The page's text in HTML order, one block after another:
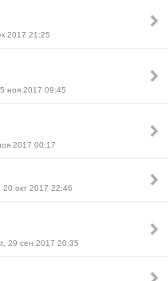
2017 21:25
ноя 2017 09:45
2017 00:17
20 окт 2017 22:46
29 сен 2017 20:35